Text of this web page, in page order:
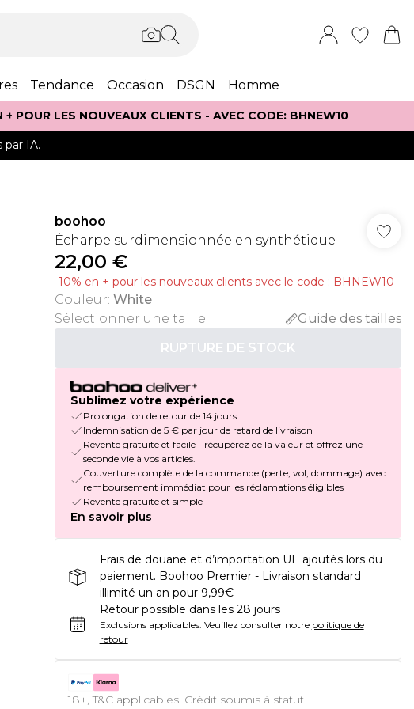
Tendance Occasion DSGN Homme
+ POUR LES NOUVEAUX CLIENTS - AVEC CODE: BHNEW10
par IA.
boohoo
Écharpe surdimensionnée en synthétique
22,00 €
-10% en + pour les nouveaux clients avec le code : BHNEW10
Couleur: White
Sélectionner une taille:
Guide des tailles
RUPTURE DE STOCK
Sublimez votre expérience
Prolongation de retour de 14 jours
Indemnisation de 5 € par jour de retard de livraison
Revente gratuite et facile - récupérez de la valeur et offrez une
seconde vie à vos articles.
Couverture complète de la commande (perte, vol, dommage) avec
remboursement immédiat pour les réclamations éligibles
Revente gratuite et simple
En savoir plus
Frais de douane et d’importation UE ajoutés lors du
paiement. Boohoo Premier - Livraison standard
illimité un an pour 9,99€
Retour possible dans les 28 jours
Exclusions applicables. Veuillez consulter notre politique de
retour
18+, T&C applicables. Crédit soumis à statut